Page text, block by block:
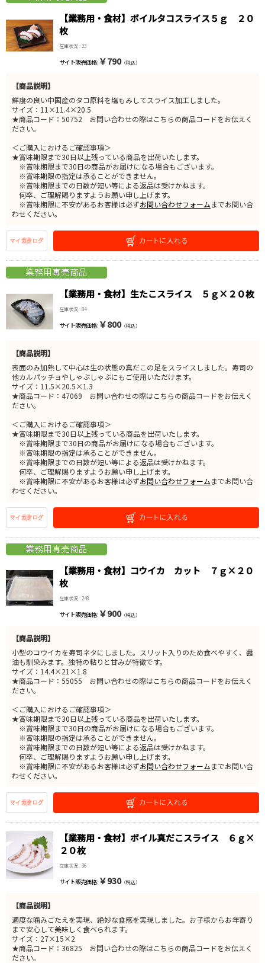
【業務用・食材】ボイルタコスライス５ｇ ２０
枚
在庫状況 : 23
サイト販売価格 : ￥790（税込）
【商品説明】
鮮度の良い中国産のタコ原料を塩もみしてスライス加工しました。
サイズ：11×11.4×20.5
★商品コード：50752 お問い合わせの際はこちらの商品コードをお伝えく
ださい。
＜ご購入におけるご確認事項＞
★賞味期限まで30日以上残っている商品を出荷いたします。
※賞味期限まで30日の商品がお届けになる場合もございます。
※賞味期限の指定は承ることができません。
※賞味期限までの日数が短い等による返品は受けかねます。
何卒、ご理解賜りますようお願い申し上げます。
※賞味期限に不安があるお客様は必ずお問い合わせフォームまでお問い合
わせください。
【業務用・食材】生たこスライス ５ｇ×２０枚
在庫状況 : 84
サイト販売価格 : ￥800（税込）
【商品説明】
表面のみ加熱して中心は生の状態の真だこの足をスライスしました。寿司の
他カルパッチョやしゃぶしゃぶにもご使用いただけます。
サイズ：11.5×20.5×1.3
★商品コード：47069 お問い合わせの際はこちらの商品コードをお伝えく
ださい。
＜ご購入におけるご確認事項＞
★賞味期限まで30日以上残っている商品を出荷いたします。
※賞味期限まで30日の商品がお届けになる場合もございます。
※賞味期限の指定は承ることができません。
※賞味期限までの日数が短い等による返品は受けかねます。
何卒、ご理解賜りますようお願い申し上げます。
※賞味期限に不安があるお客様は必ずお問い合わせフォームまでお問い合
わせください。
【業務用・食材】コウイカ カット ７ｇ×２０
枚
在庫状況 : 248
サイト販売価格 : ￥900（税込）
【商品説明】
小型のコウイカを寿司ネタにしました。スリット入りのため食べやすく、醤
油も馴染みます。独特の粘りと甘みが特徴です。
サイズ：14.4×21×1.8
★商品コード：55055 お問い合わせの際はこちらの商品コードをお伝えく
ださい。
＜ご購入におけるご確認事項＞
★賞味期限まで30日以上残っている商品を出荷いたします。
※賞味期限まで30日の商品がお届けになる場合もございます。
※賞味期限の指定は承ることができません。
※賞味期限までの日数が短い等による返品は受けかねます。
何卒、ご理解賜りますようお願い申し上げます。
※賞味期限に不安があるお客様は必ずお問い合わせフォームまでお問い合
わせください。
【業務用・食材】ボイル真だこスライス ６ｇ×
２０枚
在庫状況 : 36
サイト販売価格 : ￥930（税込）
【商品説明】
適度な噛みごたえを実現、絶妙な食感を実現しました。お子様からお年寄り
まで安心して美味しく食べられます。
サイズ：27×15×2
★商品コード：36825 お問い合わせの際はこちらの商品コードをお伝えく
ださい。